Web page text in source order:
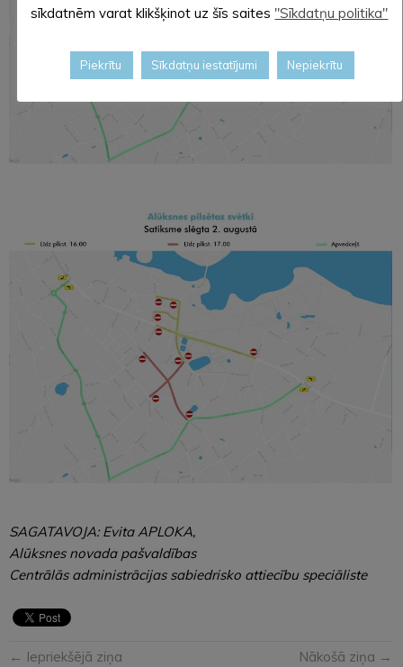
SAGATAVOJA: Evita APLOKA,
Alūksnes novada pašvaldības
Centrālās administrācijas sabiedrisko attiecību speciāliste
← Iepriekšējā ziņa Nākošā ziņa →
sīkdatnēm varat klikšķinot uz šīs saites "Sīkdatņu politika"
Piekrītu Sīkdatņu iestatījumi Nepiekrītu